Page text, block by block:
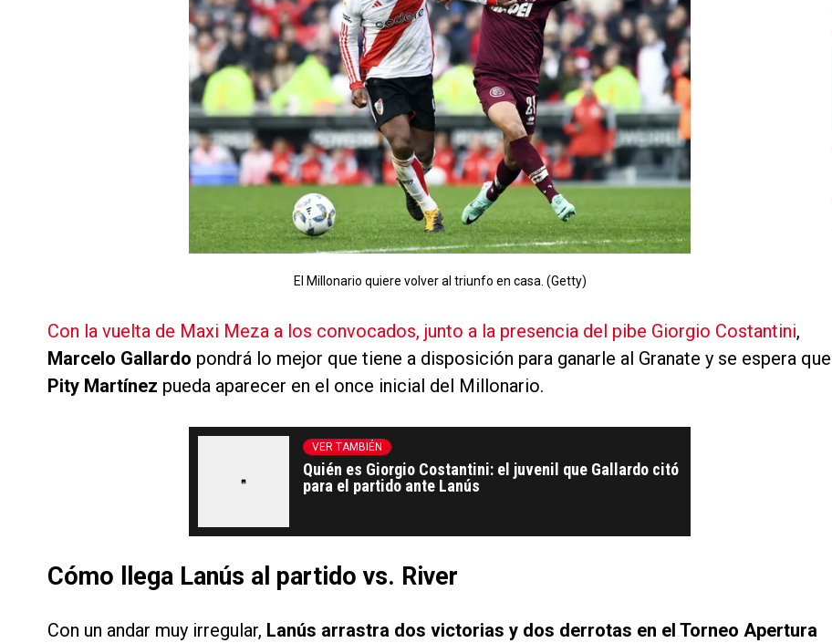
El Millonario quiere volver al triunfo en casa. (Getty)
Con la vuelta de Maxi Meza a los convocados, junto a la presencia del pibe Giorgio Costantini,
Marcelo Gallardo pondrá lo mejor que tiene a disposición para ganarle al Granate y se espera que
Pity Martínez pueda aparecer en el once inicial del Millonario.
VER TAMBIÉN
Quién es Giorgio Costantini: el juvenil que Gallardo citó
para el partido ante Lanús
Cómo llega Lanús al partido vs. River
Con un andar muy irregular, Lanús arrastra dos victorias y dos derrotas en el Torneo Apertura